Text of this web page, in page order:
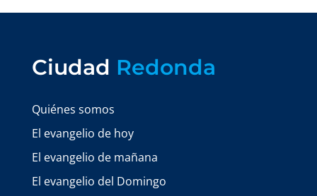
Ciudad Redonda
Quiénes somos
El evangelio de hoy
El evangelio de mañana
El evangelio del Domingo